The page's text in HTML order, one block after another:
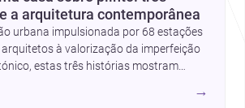
a arquitetura contemporânea
urbana impulsionada por 68 estações
à valorização da imperfeição
estas três histórias mostram
continua a reinventar cidades, materiais→